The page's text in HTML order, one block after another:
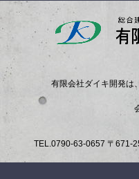
有限会社ダイキ開発は
TEL. 0790-63-0657 〒671-